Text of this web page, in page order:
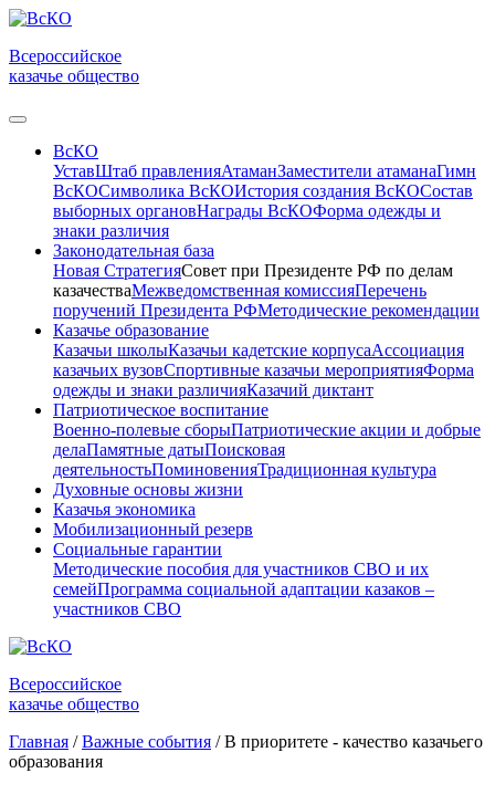
Всероссийское
казачье общество
ВсКО
УставШтаб правленияАтаманЗаместители атаманаГимн
ВсКОСимволика ВсКОИстория создания ВсКОСостав
выборных органовНаграды ВсКОФорма одежды и
знаки различия
Законодательная база
Новая СтратегияСовет при Президенте РФ по делам
казачестваМежведомственная комиссияПеречень
поручений Президента РФМетодические рекомендации
Казачье образование
Казачьи школыКазачьи кадетские корпусаАссоциация
казачьих вузовСпортивные казачьи мероприятияФорма
одежды и знаки различияКазачий диктант
Патриотическое воспитание
Военно-полевые сборыПатриотические акции и добрые
делаПамятные датыПоисковая
деятельностьПоминовенияТрадиционная культура
Духовные основы жизни
Казачья экономика
Мобилизационный резерв
Социальные гарантии
Методические пособия для участников СВО и их
семейПрограмма социальной адаптации казаков –
участников СВО
Всероссийское
казачье общество
Главная / Важные события / В приоритете - качество казачьего
образования